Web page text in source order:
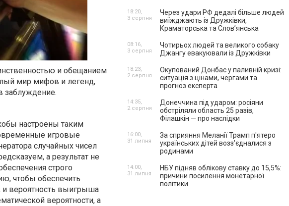
и обещанием
мир мифов и легенд,
заблуждение.
настроены таким
игровые
случайных чисел
а результат не
строго
чтобы обеспечить
и вероятность выигрыша
вероятности, а
Через удари РФ дедалі більше людей
виїжджають із Дружківки,
Краматорська та Слов’янська
18:20,
3 серпня
Чотирьох людей та великого собаку
Джангу евакуювали із Дружківки
08:16,
3 серпня
Окупований Донбас у паливній кризі:
ситуація з цінами, чергами та
прогноз експерта
18:23,
2 серпня
Донеччина під ударом: росіяни
обстріляли область 25 разів,
Філашкін — про наслідки
14:35,
2 серпня
За сприяння Меланії Трамп п'ятеро
українських дітей возз'єдналися з
родинами
16:00,
31 липня
НБУ підняв облікову ставку до 15,5%:
причини посилення монетарної
політики
14:00,
31 липня